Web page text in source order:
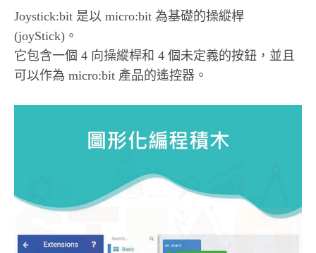
Joystick:bit 是以 micro:bit 為基礎的操縱桿
(joyStick)。
它包含一個 4 向操縱桿和 4 個未定義的按鈕，並且
可以作為 micro:bit 產品的遙控器。